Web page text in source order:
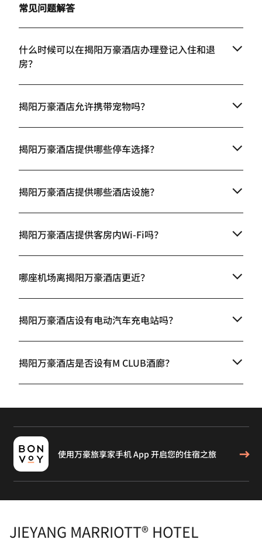
常见问题解答
什么时候可以在揭阳万豪酒店办理登记入住和退
房？
揭阳万豪酒店允许携带宠物吗？
揭阳万豪酒店提供哪些停车选择？
揭阳万豪酒店提供哪些酒店设施？
揭阳万豪酒店提供客房内Wi-Fi吗？
哪座机场离揭阳万豪酒店更近？
揭阳万豪酒店设有电动汽车充电站吗？
揭阳万豪酒店是否设有M CLUB酒廊？
使用万豪旅享家手机 App 开启您的住宿之旅
JIEYANG MARRIOTT® HOTEL